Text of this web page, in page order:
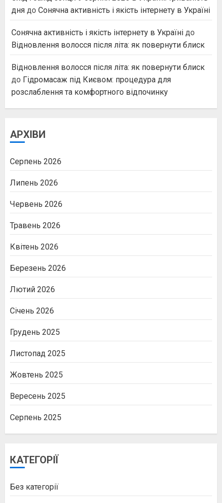
дня до Сонячна активність і якість інтернету в Україні
Сонячна активність і якість інтернету в Україні до
Відновлення волосся після літа: як повернути блиск
Відновлення волосся після літа: як повернути блиск
до Гідромасаж під Києвом: процедура для
розслаблення та комфортного відпочинку
АРХІВИ
Серпень 2026
Липень 2026
Червень 2026
Травень 2026
Квітень 2026
Березень 2026
Лютий 2026
Січень 2026
Грудень 2025
Листопад 2025
Жовтень 2025
Вересень 2025
Серпень 2025
КАТЕГОРІЇ
Без категорії